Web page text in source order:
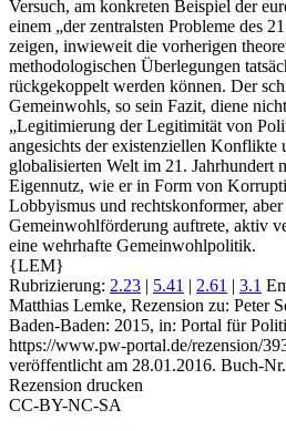
Versuch, am konkreten Beispiel der
einem „der zentralsten Probleme des
zeigen, inwieweit die vorherigen
methodologischen Überlegungen
rückgekoppelt werden können. Der
Gemeinwohls, so sein Fazit, diene
„Legitimierung der Legitimität von
angesichts der existenziellen Konflikte
globalisierten Welt im 21. Jahrhundert
Eigennutz, wie er in Form von
Lobbyismus und rechtskonformer,
Gemeinwohlförderung auftrete, aktiv
eine wehrhafte Gemeinwohlpolitik.
{LEM}
Rubrizierung: 2.23 | 5.41 | 2.61 | 3.1
Matthias Lemke, Rezension zu: Peter
Baden-Baden: 2015, in: Portal für
https://www.pw-portal.de/rezension/
veröffentlicht am 28.01.2016. Buch-
Rezension drucken
CC-BY-NC-SA